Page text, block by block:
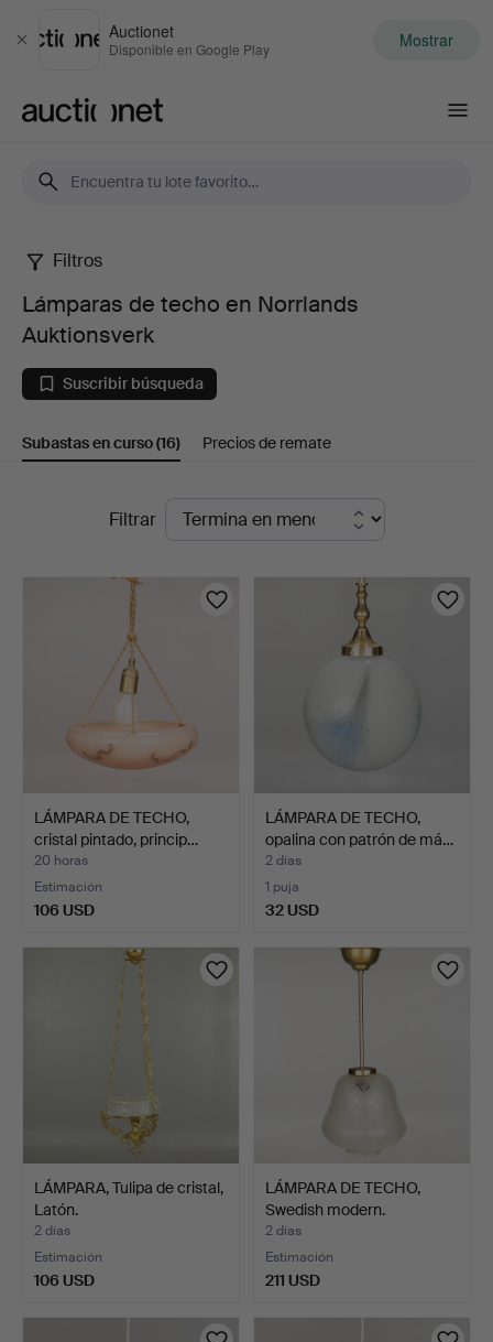
Cerrar
Auctionet
Disponible en Google Play Mostrar
Lámparas
de
techo
en
Auktionsverk
Filtros
Lámparas de techo en Norrlands
Auktionsverk
Suscribir búsqueda
Subastas en curso(16) Precios de remate
SubastasFiltrar
LÁMPARA DE TECHO,
cristal pintado, princip…
20 horas
Estimación
106 USD
LÁMPARA DE TECHO,
opalina con patrón de má…
2 días
1 puja
32 USD
LÁMPARA, Tulipa de cristal,
Latón.
2 días
Estimación
106 USD
LÁMPARA DE TECHO,
Swedish modern.
2 días
Estimación
211 USD